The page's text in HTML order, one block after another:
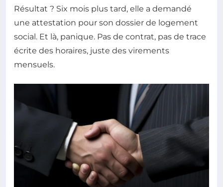
Résultat ? Six mois plus tard, elle a demandé
une attestation pour son dossier de logement
social. Et là, panique. Pas de contrat, pas de trace
écrite des horaires, juste des virements
mensuels.